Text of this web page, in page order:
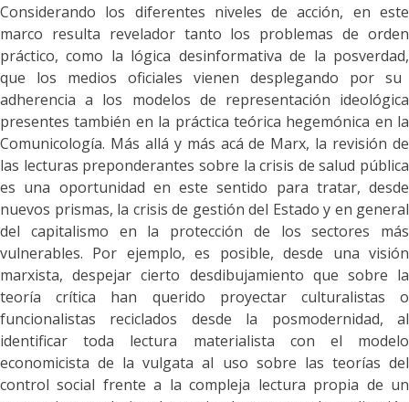
Considerando los diferentes niveles de acción, eneste
marco resulta revelador tanto los problemas de orden
práctico, como la lógica desinformativa de la posverdad,
que los medios oficiales vienen desplegando por su
adherencia a los modelos de representación ideológica
presentestambién en la práctica teórica hegemónica en la
Comunicología. Más allá y más acá de Marx, la revisión de
las lecturas preponderantes sobre la crisis de salud pública
es una oportunidad en este sentido para tratar, desde
nuevos prismas, la crisis de gestión del Estado y en general
del capitalismo en la protección de los sectores más
vulnerables. Por ejemplo, es posible, desde una visión
marxista,despejar cierto desdibujamiento que sobre la
teoríacrítica han querido proyectar culturalistas o
funcionalistas reciclados desde la posmodernidad,al
identificar toda lectura materialista con el modelo
economicista de la vulgata al uso sobre las teorías del
control social frente a la compleja lectura propia de un